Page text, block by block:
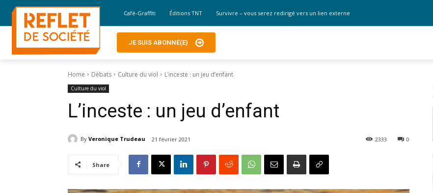
Café-Graffiti Éditions TNT Survivre – vous serez redirigé vers un lien externe
JE SUIS ABONNÉ(E)
Home Débats Culture du viol L’inceste : un jeu d’enfant
Culture du viol
L’inceste : un jeu d’enfant
By Veronique Trudeau 21 février 2021 0
2333
Share